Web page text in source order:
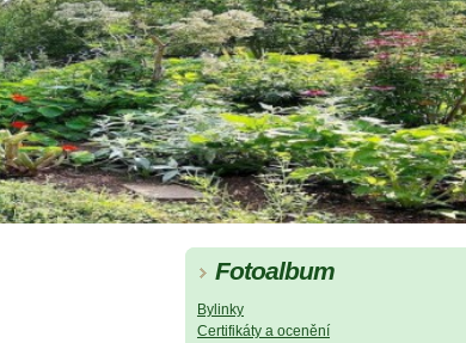
Fotoalbum
Bylinky
Certifikáty a ocenění